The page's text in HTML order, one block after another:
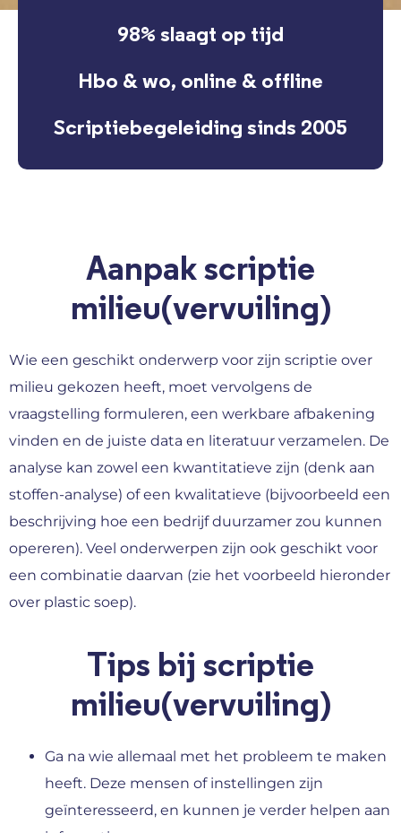
98% slaagt op tijd
Hbo & wo, online & offline
Scriptiebegeleiding sinds 2005
Aanpak scriptie
milieu(vervuiling)
Wie een geschikt onderwerp voor zijn scriptie over
milieu gekozen heeft, moet vervolgens de
vraagstelling formuleren, een werkbare afbakening
vinden en de juiste data en literatuur verzamelen. De
analyse kan zowel een kwantitatieve zijn (denk aan
stoffen-analyse) of een kwalitatieve (bijvoorbeeld een
beschrijving hoe een bedrijf duurzamer zou kunnen
opereren). Veel onderwerpen zijn ook geschikt voor
een combinatie daarvan (zie het voorbeeld hieronder
over plastic soep).
Tips bij scriptie
milieu(vervuiling)
Ga na wie allemaal met het probleem te maken
heeft. Deze mensen of instellingen zijn
geïnteresseerd, en kunnen je verder helpen aan